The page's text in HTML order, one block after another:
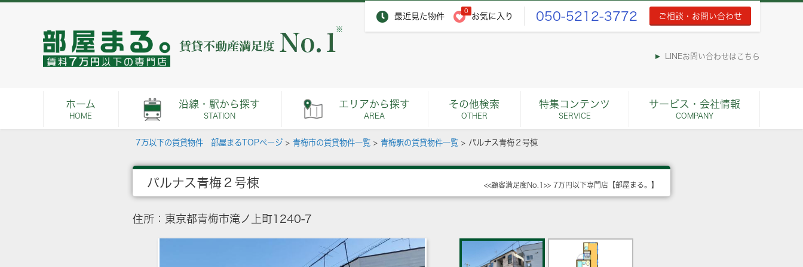
最近見た物件
0
お気に入り 050-5212-3772 ご相談・お問い合わせ
※
LINEお問い合わせはこちら
ホーム
HOME
沿線・駅から探す
STATION
エリアから探す
AREA
その他検索
OTHER
特集コンテンツ
SERVICE
サービス・会社情報
COMPANY
7万以下の賃貸物件 部屋まるTOPページ > 青梅市の賃貸物件一覧 > 青梅駅の賃貸物件一覧 > パルナス青梅２号棟
パルナス青梅２号棟 <<顧客満足度No.1>> 7万円以下専門店【部屋まる。】
住所：東京都青梅市滝ノ上町1240-7